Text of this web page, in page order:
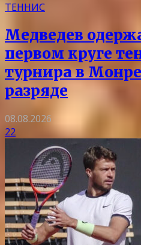
ТЕННИС
Медведев
первом круге
турнира в
разряде
08.08.2026
22